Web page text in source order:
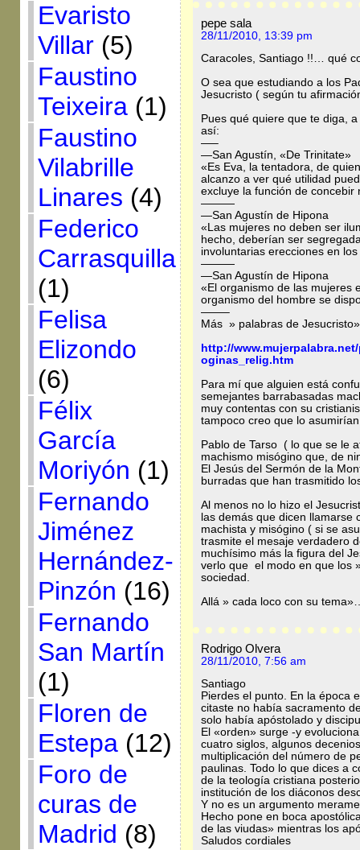
Evaristo
Villar(5)
Faustino
Teixeira(1)
Faustino
Vilabrille
Linares (4)
Federico
Carrasquilla
(1)
Felisa
Elizondo
(6)
Félix
García
Moriyón (1)
Fernando
Jiménez
Hernández-
Pinzón (16)
Fernando
San Martín
(1)
Floren de
Estepa(12)
Foro de
curas de
Madrid (8)
pepe sala
28/11/2010, 13:39 pm
Caracoles, Santiago !!… qué
O sea que estudiando a los
Jesucristo ( según tu
Pues qué quiere que te diga,
así:
—–
—San Agustín, «De Trinitate»
«Es Eva, la tentadora, de
alcanzo a ver qué utilidad
excluye la función de concebir
———
—San Agustín de Hipona
«Las mujeres no deben ser
hecho, deberían ser
involuntarias erecciones en
———
—San Agustín de Hipona
«El organismo de las mujeres
organismo del hombre se
——–
Más » palabras de
http://
oginas_relig.htm
Para mí que alguien está
semejantes barrabasadas
muy contentas con su
tampoco creo que lo
Pablo de Tarso ( lo que se le
machismo misógino que, de
El Jesús del Sermón de la
burradas que han trasmitido
Al menos no lo hizo el
las demás que dicen llamarse
machista y misógino ( si se
trasmite el mesaje verdadero
muchísimo más la figura del
verlo que el modo en que los
sociedad.
Allá » cada loco con su
Rodrigo Olvera
28/11/2010, 7:56 am
Santiago
Pierdes el punto. En la época
citaste no había sacramento
solo había apóstolado y
El «orden» surge -y
cuatro siglos, algunos
multiplicación del número de
paulinas. Todo lo que dices a
de la teología cristiana
institución de los diáconos
Y no es un argumento
Hecho pone en boca
de las viudas» mientras los
Saludos cordiales